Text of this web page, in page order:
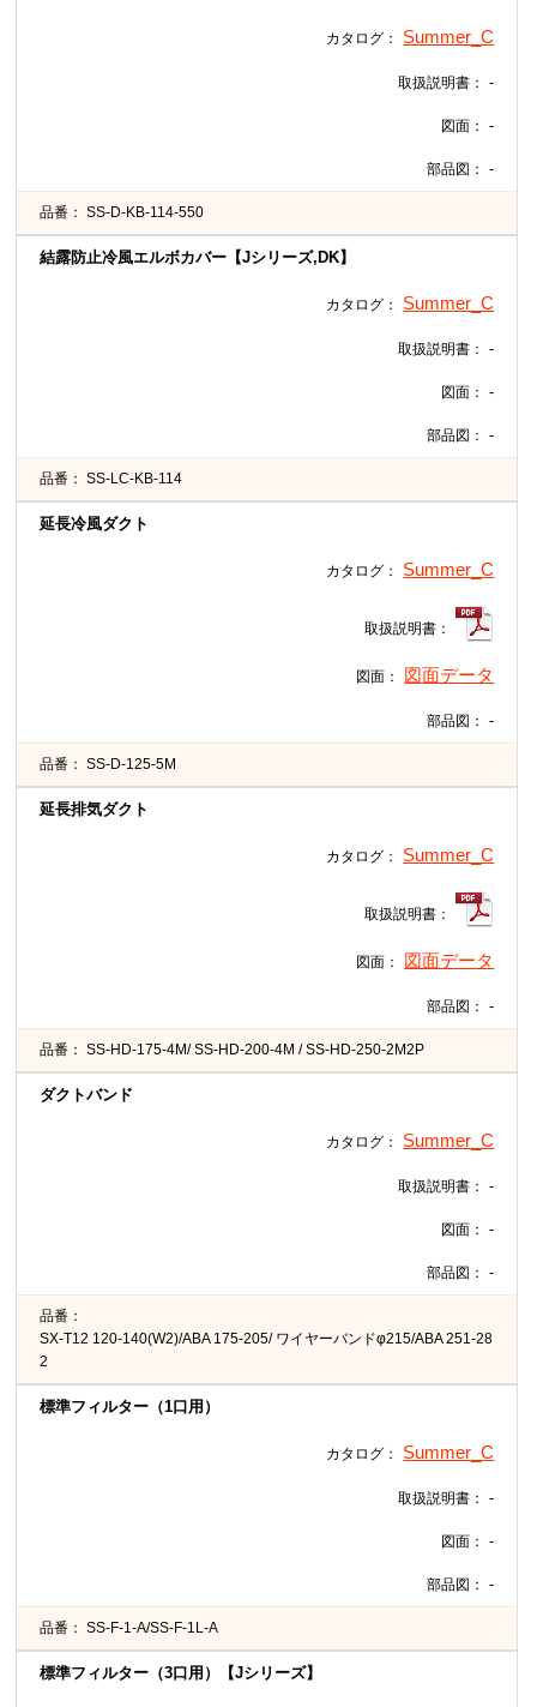
カタログ： Summer_C
取扱説明書： -
図面： -
部品図： -
品番： SS-D-KB-114-550
結露防止冷風エルボカバー【Jシリーズ,DK】
カタログ： Summer_C
取扱説明書： -
図面： -
部品図： -
品番： SS-LC-KB-114
延長冷風ダクト
カタログ： Summer_C
取扱説明書：
図面： 図面データ
部品図： -
品番： SS-D-125-5M
延長排気ダクト
カタログ： Summer_C
取扱説明書：
図面： 図面データ
部品図： -
品番： SS-HD-175-4M/ SS-HD-200-4M / SS-HD-250-2M2P
ダクトバンド
カタログ： Summer_C
取扱説明書： -
図面： -
部品図： -
品番：
SX-T12 120-140(W2)/ABA 175-205/ ワイヤーバンドφ215/ABA 251-28
2
標準フィルター（1口用）
カタログ： Summer_C
取扱説明書： -
図面： -
部品図： -
品番： SS-F-1-A/SS-F-1L-A
標準フィルター（3口用）【Jシリーズ】